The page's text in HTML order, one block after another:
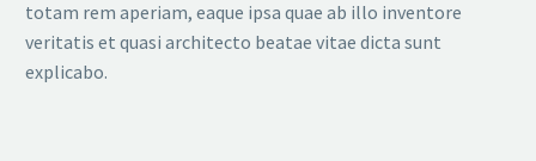
totam rem aperiam, eaque ipsa quae ab illo inventore
veritatis et quasi architecto beatae vitae dicta sunt
explicabo.